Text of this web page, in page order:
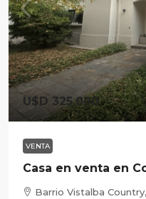
U$D 325.000
VENTA
Casa en venta en
Barrio Vistalba